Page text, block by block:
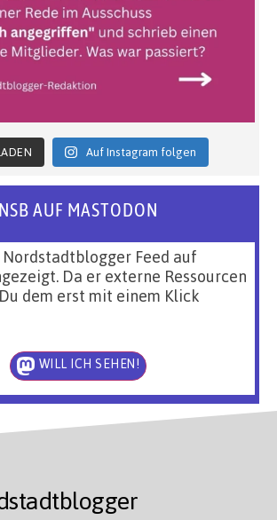
Auf Instagram folgen
NSB AUF MASTODON
Feed auf
Da er externe Ressourcen
dem erst mit einem Klick
WILL ICH SEHEN!